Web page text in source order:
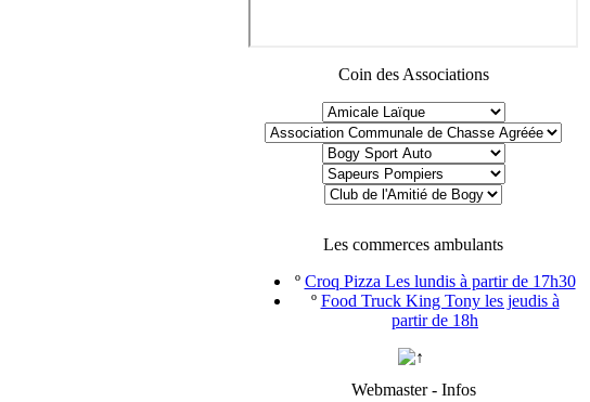
Coin des Associations
Les commerces ambulants
º Croq Pizza Les lundis à partir de 17h30
º Food Truck King Tony les jeudis à
partir de 18h
Webmaster - Infos